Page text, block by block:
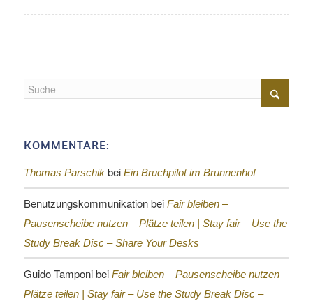
KOMMENTARE:
Thomas Parschikbei Ein Bruchpilot im Brunnenhof
Benutzungskommunikationbei Fair bleiben –
Pausenscheibe nutzen – Plätze teilen | Stay fair – Use the
Study Break Disc – Share Your Desks
Guido Tamponibei Fair bleiben – Pausenscheibe nutzen –
Plätze teilen | Stay fair – Use the Study Break Disc –